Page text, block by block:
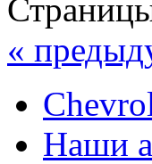
«
Наши